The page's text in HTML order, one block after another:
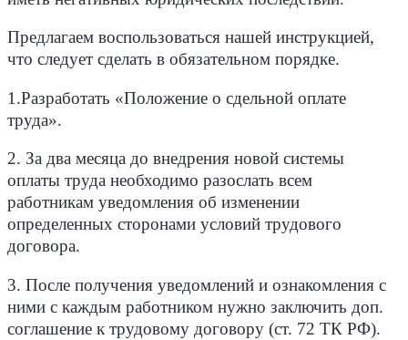
Предлагаем воспользоваться нашей инструкцией,
что следует сделать в обязательном порядке.
1.Разработать «Положение о сдельной оплате
труда».
2. За два месяца до внедрения новой системы
оплаты труда необходимо разослать всем
работникам уведомления об изменении
определенных сторонами условий трудового
договора.
3. После получения уведомлений и ознакомления с
ними с каждым работником нужно заключить доп.
соглашение к трудовому договору (ст. 72 ТК РФ).